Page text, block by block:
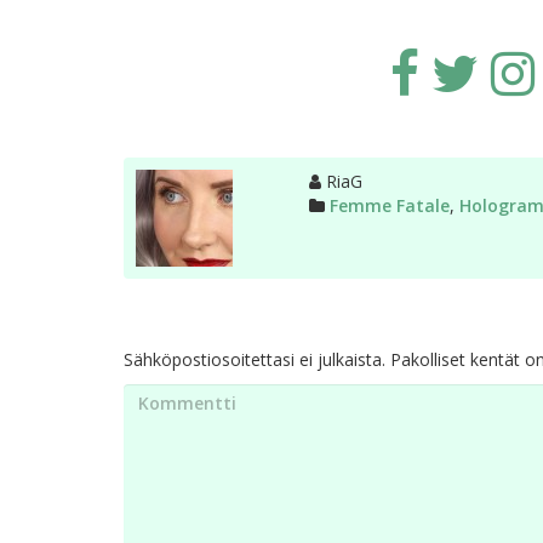
Kirjoittaja
RiaG
Kategoriat
Femme Fatale,
Sähköpostiosoitettasi ei julkaista. Pakolliset kentät
Kommentti